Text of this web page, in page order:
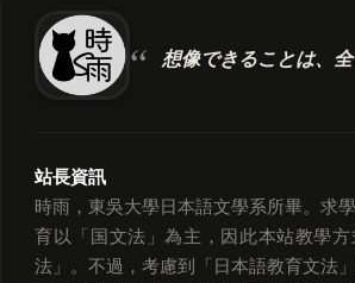
想像できることは、
站長資訊
時雨，東吳大學日本語文學系所畢。求
育以「国文法」為主，因此本站教學
法」。不過，考慮到「日本語教育文法